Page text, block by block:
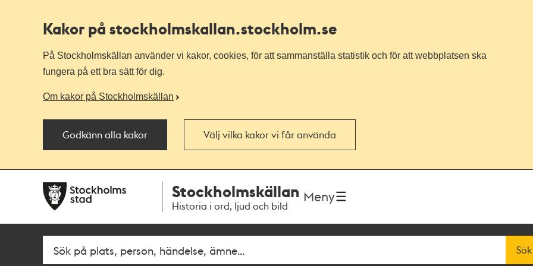
Kakor på stockholmskallan.stockholm.se
På Stockholmskällan använder vi kakor, cookies, för att sammanställa statistik och för att webbplatsen ska
fungera på ett bra sätt för dig.
Om kakor på Stockholmskällan
Godkänn alla kakor Välj vilka kakor vi får använda
navigationen
huvudinnehållet
Stockholmskällan
Historia i ord, ljud och bild
Meny
Fritextsök Sök